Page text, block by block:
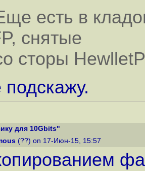
есть в
снятые
сторы
подскажу.
для 10Gbits"
(??) on 17-Июн-15, 15:57